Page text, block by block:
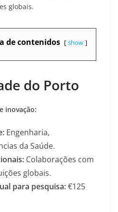
globais.
de contenidos show
do Porto
inovação:
Engenharia,
da Saúde.
Colaborações com
globais.
para pesquisa:€125